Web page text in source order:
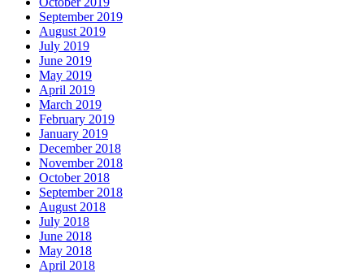
September 2019
August 2019
July 2019
June 2019
May 2019
April 2019
March 2019
February 2019
January 2019
December 2018
November 2018
October 2018
September 2018
August 2018
July 2018
June 2018
May 2018
April 2018